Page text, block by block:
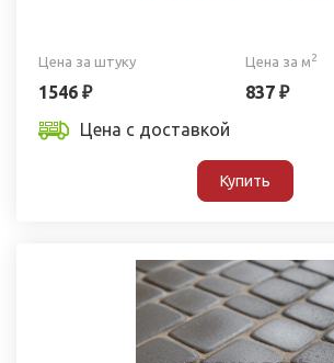
Цена за штуку
1546 ₽
Цена за м2
837 ₽
Цена с доставкой
Купить